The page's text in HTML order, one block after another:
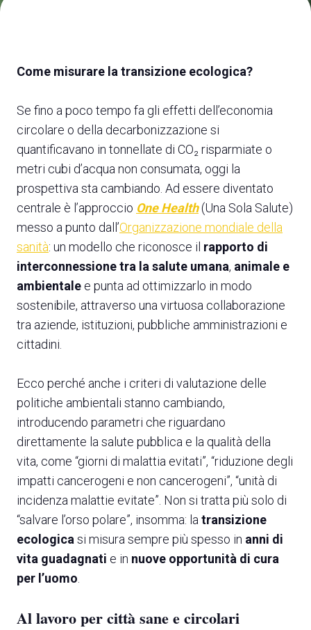
raggiungere la Fiera di Rimini
CLICCA QUI arrow_circle_right
Accedi alla sezione Come arrivare
AREA RISERVATA VISITATORI
person
event
A cura di: ITEN
Come misurare la transizione ecologica?
Se fino a poco tempo fa gli effetti dell’economia
circolare o della decarbonizzazione si
quantificavano in tonnellate di CO₂ risparmiate o
metri cubi d’acqua non consumata, oggi la
prospettiva sta cambiando. Ad essere diventato
centrale è l’approccio One Health(Una Sola Salute)
messo a punto dall’Organizzazione mondiale della
sanità: un modello che riconosce il rapporto di
interconnessione tra la salute umana, animale e
ambientale e punta ad ottimizzarlo in modo
sostenibile, attraverso una virtuosa collaborazione
tra aziende, istituzioni, pubbliche amministrazioni e
cittadini.
Ecco perché anche i criteri di valutazione delle
politiche ambientali stanno cambiando,
introducendo parametri che riguardano
direttamente la salute pubblica e la qualità della
vita, come “giorni di malattia evitati”, “riduzione degli
impatti cancerogeni e non cancerogeni”, “unità di
incidenza malattie evitate”. Non si tratta più solo di
“salvare l’orso polare”, insomma: la transizione
ecologica si misura sempre più spesso in anni di
vita guadagnati e in nuove opportunità di cura
per l’uomo
Al lavoro per città sane e circolari